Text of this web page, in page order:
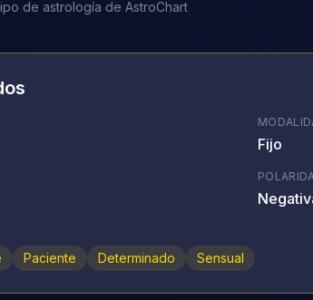
de astrología de AstroChart
Fijo
Paciente Determinado Sensual